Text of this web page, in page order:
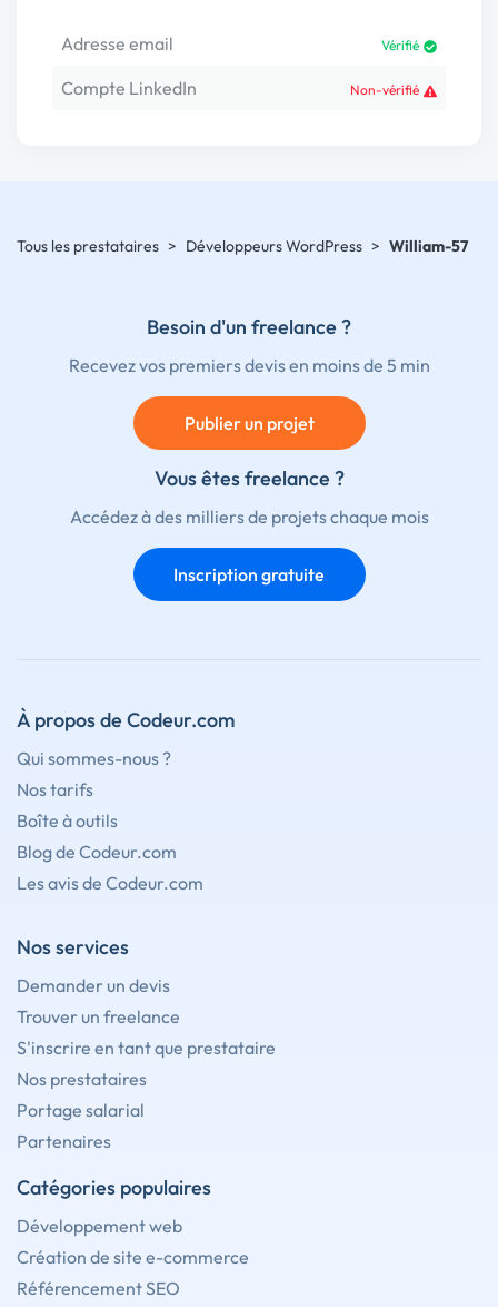
Adresse email Vérifié
Compte LinkedIn Non-vérifié
Tous les prestataires > Développeurs WordPress > William-57
Besoin d'un freelance ?
Recevez vos premiers devis en moins de 5 min
Publier un projet
Vous êtes freelance ?
Accédez à des milliers de projets chaque mois
Inscription gratuite
À propos de Codeur.com
Qui sommes-nous ?
Nos tarifs
Boîte à outils
Blog de Codeur.com
Les avis de Codeur.com
Nos services
Demander un devis
Trouver un freelance
S'inscrire en tant que prestataire
Nos prestataires
Portage salarial
Partenaires
Catégories populaires
Développement web
Création de site e-commerce
Référencement SEO